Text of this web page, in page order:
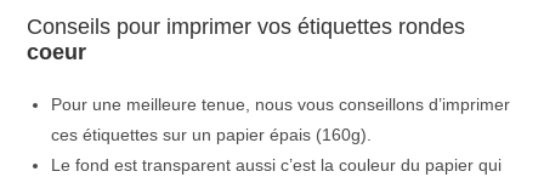
Conseils pour imprimer vos étiquettes rondes
coeur
Pour une meilleure tenue, nous vous conseillons d’imprimer
ces étiquettes sur un papier épais (160g).
Le fond est transparent aussi c’est la couleur du papier qui